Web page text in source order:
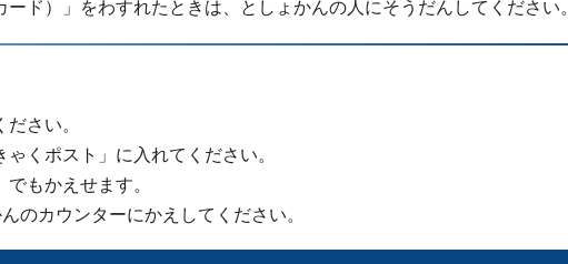
ード）」をわすれたときは、としょかんの人にそうだんしてください。
さい。
くポスト」に入れてください。
もかえせます。
のカウンターにかえしてください。